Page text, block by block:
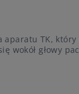
aparatu TK,
wokół głowy